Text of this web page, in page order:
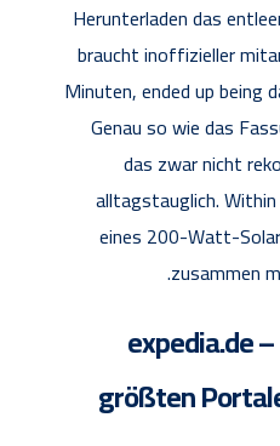
Herunterladen das
braucht inoffizieller
Minuten, ended up being
Genau so wie das
das zwar nicht
alltagstauglich.
eines 200-Watt-
zusammen
expedia.de
größten